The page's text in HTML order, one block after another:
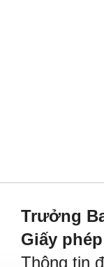
Trưởng
Giấy
Thông tin